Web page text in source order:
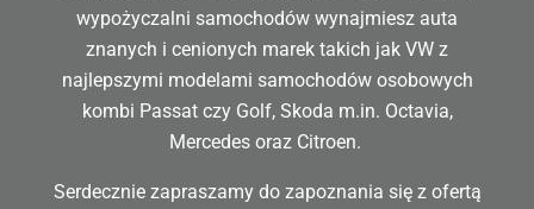
wypożyczalni samochodów wynajmiesz auta
znanych i cenionych marek takich jak VW z
najlepszymi modelami samochodów osobowych
kombi Passat czy Golf, Skoda m.in. Octavia,
Mercedes oraz Citroen.
Serdecznie zapraszamy do zapoznania się z ofertą